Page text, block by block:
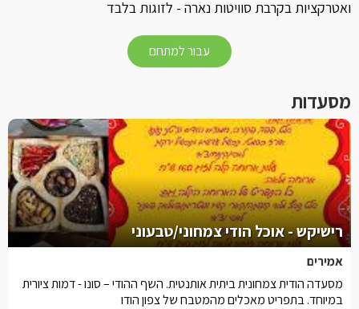
ואטרקציות בקרבת סוויטות נארה - לזוגות בלבד
עבור למתחם
מסעדות
רישיקש - אוכל הודי צמחוני/טבעוני
אמירים
מסעדה הודית צמחונית ביתית אותנטית. השף ההודי – סונו - דמות ציורית
במיוחד. בתפריט מאכלים מהמטבח של צפון הודו